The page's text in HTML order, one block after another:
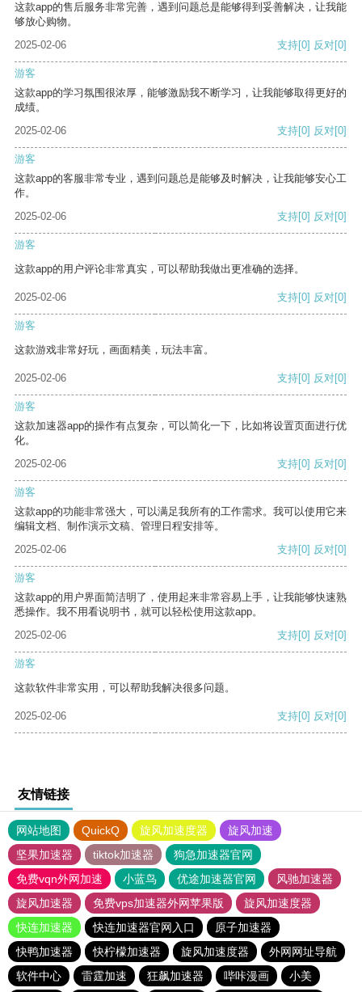
这款app的售后服务非常完善，遇到问题总是能够得到妥善解决，让我能
够放心购物。
2025-02-06
支持[0] 反对[0]
游客
这款app的学习氛围很浓厚，能够激励我不断学习，让我能够取得更好的
成绩。
2025-02-06
支持[0] 反对[0]
游客
这款app的客服非常专业，遇到问题总是能够及时解决，让我能够安心工
作。
2025-02-06
支持[0] 反对[0]
游客
这款app的用户评论非常真实，可以帮助我做出更准确的选择。
2025-02-06 支持[0] 反对[0]
游客
这款游戏非常好玩，画面精美，玩法丰富。
2025-02-06 支持[0] 反对[0]
游客
这款加速器app的操作有点复杂，可以简化一下，比如将设置页面进行优
化。
2025-02-06
支持[0] 反对[0]
游客
这款app的功能非常强大，可以满足我所有的工作需求。我可以使用它来
编辑文档、制作演示文稿、管理日程安排等。
2025-02-06
支持[0] 反对[0]
游客
这款app的用户界面简洁明了，使用起来非常容易上手，让我能够快速熟
悉操作。我不用看说明书，就可以轻松使用这款app。
2025-02-06
支持[0] 反对[0]
游客
这款软件非常实用，可以帮助我解决很多问题。
2025-02-06 支持[0] 反对[0]
友情链接
网站地图 QuickQ 旋风加速度器
旋风加速
坚果加速器
tiktok加速器
狗急加速器官网
免费vqn外网加速
小蓝鸟 优途加速器官网
风驰加速器
旋风加速器
免费vps加速器外网苹果版
旋风加速度器
快连加速器
快连加速器官网入口
原子加速器
快鸭加速器
快柠檬加速器 旋风加速度器
外网网址导航
软件中心
雷霆加速 狂飙加速器 哔咔漫画 小美